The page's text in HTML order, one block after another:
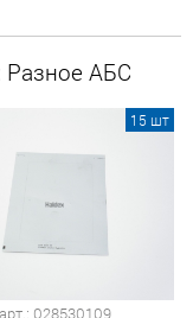
Разное АБС
арт.: 028530109
15 шт